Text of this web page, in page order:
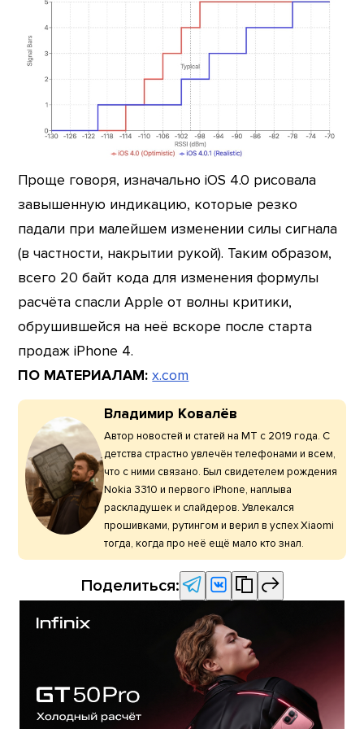
Проще говоря, изначально iOS 4.0 рисовала
завышенную индикацию, которые резко
падали при малейшем изменении силы сигнала
(в частности, накрытии рукой). Таким образом,
всего 20 байт кода для изменения формулы
расчёта спасли Apple от волны критики,
обрушившейся на неё вскоре после старта
продаж iPhone 4.
ПО МАТЕРИАЛАМ: x.com
Владимир Ковалёв
Автор новостей и статей на МТ с 2019 года. С
детства страстно увлечён телефонами и всем,
что с ними связано. Был свидетелем рождения
Nokia 3310 и первого iPhone, наплыва
раскладушек и слайдеров. Увлекался
прошивками, рутингом и верил в успех Xiaomi
тогда, когда про неё ещё мало кто знал.
Поделиться: